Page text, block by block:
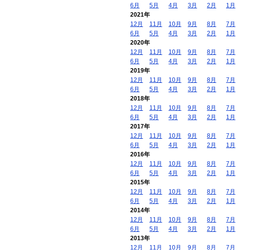
6月
5月 4月 3月 2月
1月
2021年
12月
11月 10月 9月 8月
7月
6月
5月 4月 3月 2月
1月
2020年
12月
11月 10月 9月 8月
7月
6月
5月 4月 3月 2月
1月
2019年
12月
11月 10月 9月 8月
7月
6月
5月 4月 3月 2月
1月
2018年
12月
11月 10月 9月 8月
7月
6月
5月 4月 3月 2月
1月
2017年
12月
11月 10月 9月 8月
7月
6月
5月 4月 3月 2月
1月
2016年
12月
11月 10月 9月 8月
7月
6月
5月 4月 3月 2月
1月
2015年
12月
11月 10月 9月 8月
7月
6月
5月 4月 3月 2月
1月
2014年
12月
11月 10月 9月 8月
7月
6月
5月 4月 3月 2月
1月
2013年
12月
11月 10月 9月 8月 7月